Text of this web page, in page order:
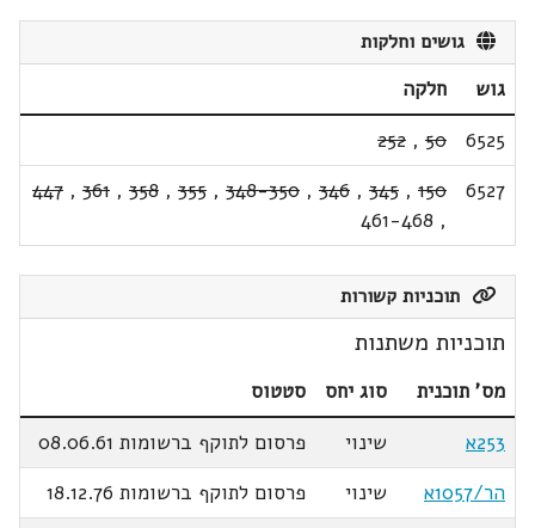
גושים וחלקות
גוש
חלקה
6525
50
,
252
6527
150
,
345
,
346
,
348-350
,
355
,
358
,
361
,
447
,
461-468
תוכניות קשורות
תוכניות משתנות
מס' תוכנית סוג יחס
סטטוס
253א
שינוי
פרסום לתוקף ברשומות 08.06.61
הר/1057א
שינוי
פרסום לתוקף ברשומות 18.12.76